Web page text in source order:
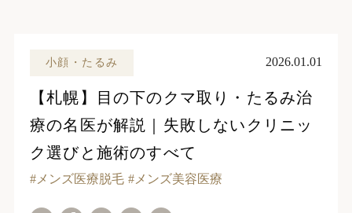
小顔・たるみ 2026.01.01
【札幌】目の下のクマ取り・たるみ治
療の名医が解説｜失敗しないクリニッ
ク選びと施術のすべて
メンズ医療脱毛 メンズ美容医療